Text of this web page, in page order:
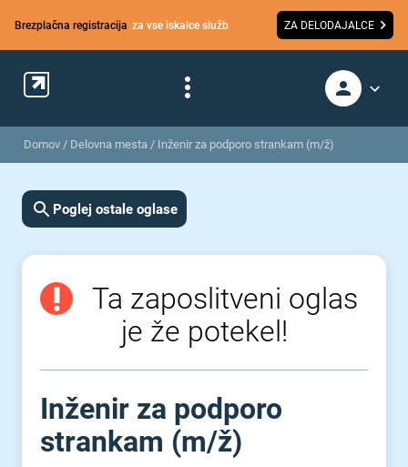
Brezplačna registracija za vse iskalce služb ZA DELODAJALCE
Domov / Delovna mesta / Inženir za podporo strankam (m/ž)
Poglej ostale oglase
Ta zaposlitveni oglas
je že potekel!
Inženir za podporo
strankam (m⁠/⁠ž)